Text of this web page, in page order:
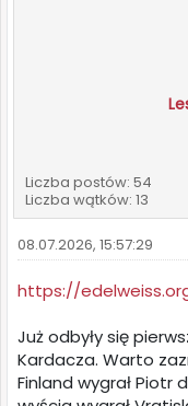
Liczba postów: 54
Liczba wątków: 13
08.07.2026, 15:57:29
https://
Już odbyły się
Kardacza. Warto
Finland wygrał Piotr